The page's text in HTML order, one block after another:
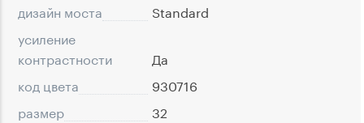
дизайн моста
Standard
усиление
контрастности
Да
код цвета
930716
размер
32